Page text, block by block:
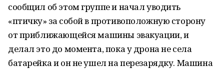
сообщил об этом группе и начал уводить
«птичку» за собой в противоположную сторону
от приближающейся машины эвакуации, и
делал это до момента, пока у дрона не села
батарейка и он не ушел на перезарядку. Машина